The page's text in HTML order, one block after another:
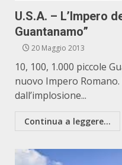
U.S.A. – L’Impero
Guantanamo”
20 Maggio 2013
10, 100, 1.000 piccole
nuovo Impero
dall’implosione...
Continua a leggere...